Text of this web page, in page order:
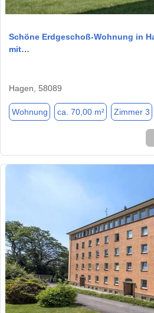
Schöne Erdgeschoß-Wohnung in
mit…
Hagen, 58089
Wohnung ca. 70,00 m² Zimmer 3